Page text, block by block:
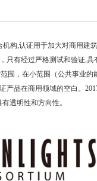
构,认证用于加大对商用建
只有经过严格测试和验证,
围，在小范围（公共事业
品在商用领域的空白。
透明性和方向性。